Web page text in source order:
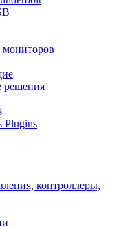
решения
Plugins
контроллеры,